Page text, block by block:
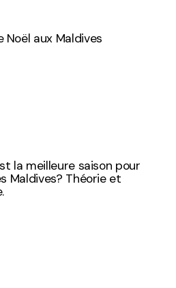
Noël aux Maldives
la meilleure saison pour
Maldives? Théorie et